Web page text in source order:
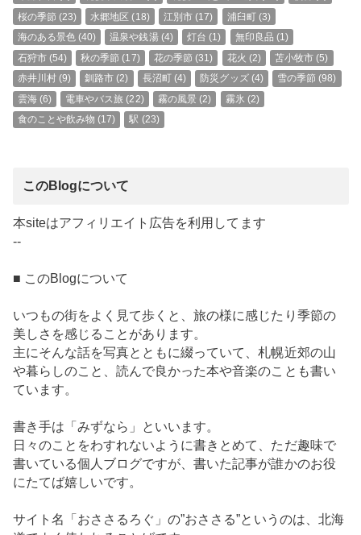
桜の季節 (23) 水郷地区 (18) 江別市 (17) 浦臼町(3)
海のある景色(40) 温泉や銭湯(4) 灯台 (1) 無印良品 (1)
石狩市(54) 秋の季節 (17) 花の季節 (31) 花火 (2) 苫小牧市 (5)
赤井川村(9) 釧路市 (2) 長沼町(4) 防災グッズ(4) 雪の季節 (98)
雲海(6) 電車やバス旅 (22) 霧の風景 (2) 霧氷 (2)
食のことや飲み物 (17) 駅 (23)
このBlogについて
本siteはアフィリエイト広告を利用してます
--
■ このBlogについて
いつもの街をよく見て歩くと、旅の様に感じたり季節の
美しさを感じることがあります。
主にそんな話を写真とともに綴っていて、札幌近郊の山
や暮らしのこと、読んで良かった本や音楽のことも書い
ています。
書き手は「みずなら」といいます。
日々のことをわすれないように書きとめて、ただ趣味で
書いている個人ブログですが、書いた記事が誰かのお役
にたてば嬉しいです。
サイト名「おささるろぐ」の”おささる”というのは、北海